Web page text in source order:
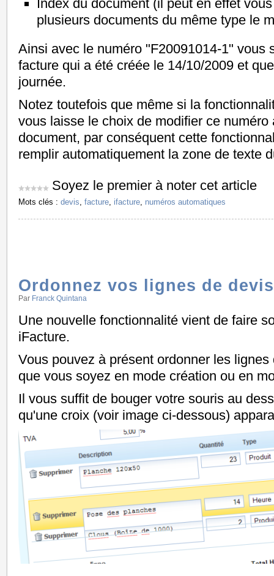
Index du document (il peut en effet
plusieurs documents du même type le
Ainsi avec le numéro "F20091014-1" vous
facture qui a été créée le 14/10/2009 et
journée.
Notez toutefois que même si la
vous laisse le choix de modifier ce numéro
document, par conséquent cette
remplir automatiquement la zone de texte
Soyez le premier à noter cet article
Mots clés : devis, facture, ifacture, numéros automatiques
Ordonnez vos lignes de
Par Franck Quintana
Une nouvelle fonctionnalité vient de faire
iFacture.
Vous pouvez à présent ordonner les
que vous soyez en mode création ou en
Il vous suffit de bouger votre souris au
qu'une croix (voir image ci-dessous)